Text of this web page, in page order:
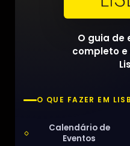
O guia de
completo
O QUE FAZER EM
Calendário de
Eventos